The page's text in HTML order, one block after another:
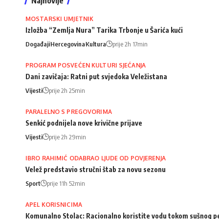
MOSTARSKI UMJETNIK
Izložba “Zemlja Nura” Tarika Trbonje u Šarića kući
DogađajiHercegovinaKultura prije 2h 17min
PROGRAM POSVEĆEN KULTURI SJEĆANJA
Dani zavičaja: Ratni put svjedoka Veležistana
Vijesti prije 2h 25min
PARALELNO S PREGOVORIMA
Senkić podnijela nove krivične prijave
Vijesti prije 2h 29min
IBRO RAHIMIĆ ODABRAO LJUDE OD POVJERENJA
Velež predstavio stručni štab za novu sezonu
Sport prije 11h 52min
APEL KORISNICIMA
Komunalno Stolac: Racionalno koristite vodu tokom sušnog